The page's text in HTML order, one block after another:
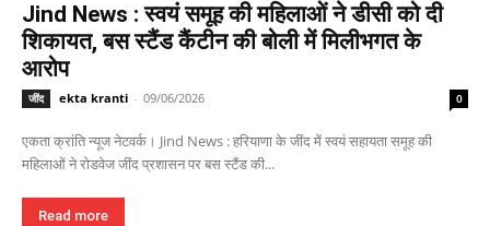
Jind News : स्वयं समूह की महिलाओं ने डीसी को दी
शिकायत, बस स्टैंड कैंटीन की बोली में मिलीभगत के
आरोप
जींद ekta kranti - 09/06/2026 0
एकता क्रांति न्यूज नेटवर्क। Jind News : हरियाणा के जींद में स्वयं सहायता समूह की
महिलाओं ने रोडवेज जींद प्रशासन पर बस स्टैंड की...
Read more